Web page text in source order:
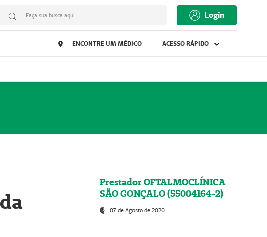
Faça sua busca aqui Login
ENCONTRE UM MÉDICO ACESSO RÁPIDO
Prestador OFTALMOCLÍNICA
SÃO GONÇALO (55004164-2)
07 de Agosto de 2020